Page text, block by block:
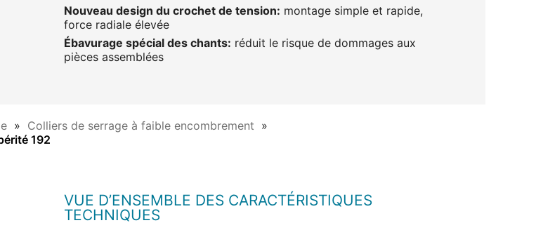
Nouveau design du crochet de tension: montage simple et rapide,
force radiale élevée
Ébavurage spécial des chants: réduit le risque de dommages aux
pièces assemblées
Colliers de serrage à faible encombrement
192
VUE D’ENSEMBLE DES CARACTÉRISTIQUES
TECHNIQUES